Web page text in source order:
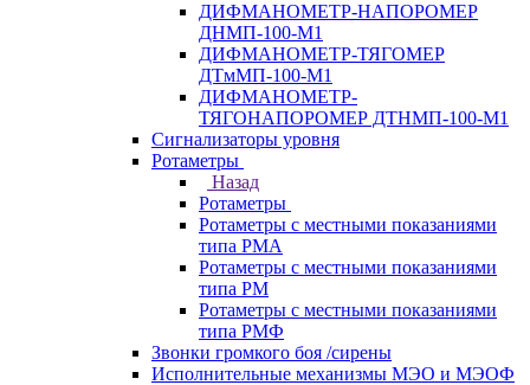
ДИФМАНОМЕТР-НАПОРОМЕР
ДНМП-100-М1
ДИФМАНОМЕТР-ТЯГОМЕР
ДТмМП-100-М1
ДИФМАНОМЕТР-
ТЯГОНАПОРОМЕР ДТНМП-100-М1
Сигнализаторы уровня
Ротаметры
Назад
Ротаметры
Ротаметры с местными показаниями
типа РМА
Ротаметры с местными показаниями
типа РМ
Ротаметры с местными показаниями
типа РМФ
Звонки громкого боя /сирены
Исполнительные механизмы МЭО и МЭОФ